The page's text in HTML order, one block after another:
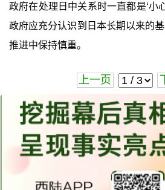
政府在处理日中关系时一直都是‘小
政府应充分认识到日本长期以来的
推进中保持慎重。
上一页